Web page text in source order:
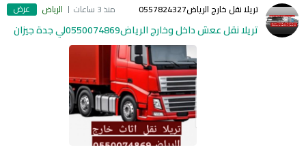
تريلا نقل خارج الرياض0557824327 منذ 3 ساعات الرياض عرض
تريلا نقل ععش داخل وخارج الرياض0550074869لي جدة جيزان